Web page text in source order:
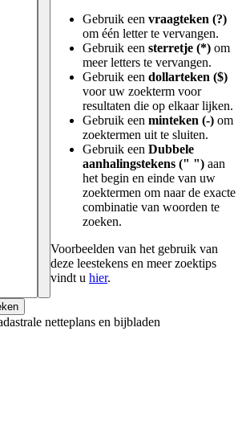
Gebruik een vraagteken (?)
om één letter te vervangen.
Gebruik een sterretje (*) om
meer letters te vervangen.
Gebruik een dollarteken ($)
voor uw zoekterm voor
resultaten die op elkaar lijken.
Gebruik een minteken (-) om
zoektermen uit te sluiten.
Gebruik een Dubbele
aanhalingstekens (" ") aan
het begin en einde van uw
zoektermen om naar de exacte
combinatie van woorden te
zoeken.
Voorbeelden van het gebruik van
deze leestekens en meer zoektips
vindt u hier.
netteplans en bijbladen